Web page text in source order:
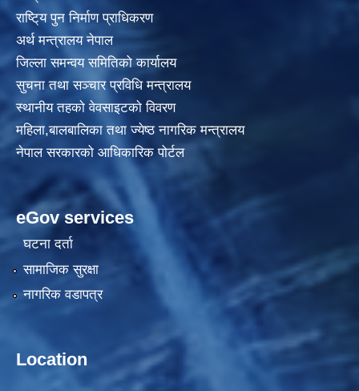
राष्टि्य पुन निर्माण प्राधिकरण
अर्थ मन्त्रालय नेपाल
जिल्ला समन्वय समितिको कार्यालय
सुचना तथा सञ्चार प्रविधि मन्त्रालय
स्थानीय तहकाे वेवसाइटकाे विवरण
महिला,बालबालिका तथा ज्येष्ठ नागरिक मन्त्रालय
नेपाल सरकारको आधिकारिक पोर्टल
eGov services
घटना दर्ता
सामाजिक सुरक्षा
नागरिक वडापत्र
Location